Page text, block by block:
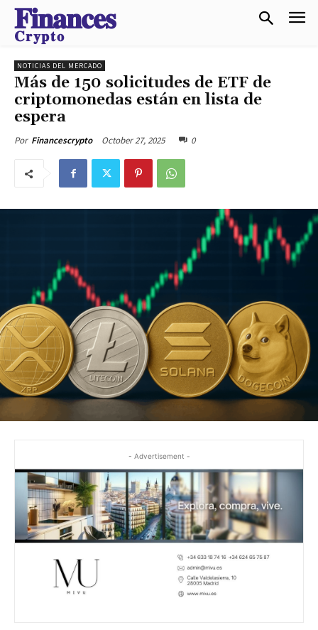
𝐅𝐢𝐧𝐚𝐧𝐜𝐞𝐬
𝐂𝐫𝐲𝐩𝐭𝐨
NOTICIAS DEL MERCADO
Más de 150 solicitudes de ETF de
criptomonedas están en lista de
espera
Por Financescrypto October 27, 2025 0
- Advertisement -